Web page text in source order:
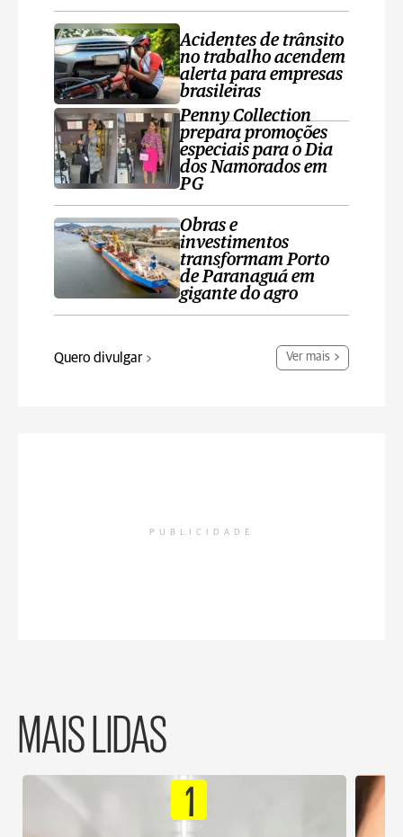
Acidentes de trânsito
no trabalho acendem
alerta para empresas
brasileiras
Penny Collection
prepara promoções
especiais para o Dia
dos Namorados em
PG
Obras e
investimentos
transformam Porto
de Paranaguá em
gigante do agro
Quero divulgar Ver mais
PUBLICIDADE
MAIS LIDAS
1